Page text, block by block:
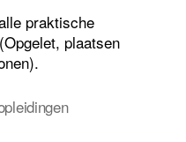
praktische
(Opgelet, plaatsen